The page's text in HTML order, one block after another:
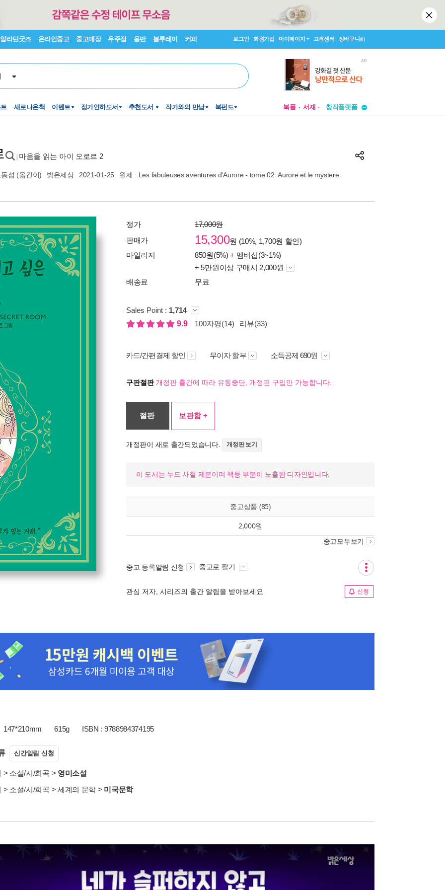
알라딘굿즈 온라인중고 중고매장 우주점 음반 블루레이 커피 로그인 회원가입 마이페이지 고객센터 장바구니(0)
새로나온책 이벤트 정가인하도서 추천도서 작가와의 만남 북펀드 북플 서재
창작플랫폼
마음을 읽는 아이 오로르 2
섭 (옮긴이) 밝은세상 2021-01-25 원제 : Les fabuleuses aventures d'Aurore - tome 02: Aurore et le mystere
정가
17,000원
판매가
15,300원 (10%, 1,700원 할인)
마일리지
850원(5%) + 멤버십(3~1%)
+ 5만원이상 구매시 2,000원
배송료
무료
Sales Point : 1,714
9.9
100자평(14) 리뷰(33)
카드/간편결제 할인 무이자 할부 소득공제 690원
구판절판개정판 출간에 따라 유통중단, 개정판 구입만 가능합니다.
절판 보관함 +
개정판이 새로 출간되었습니다. 개정판 보기
이 도서는 누드 사철 제본이며 책등 부분이 노출된 디자인입니다.
중고상품 (85)
2,000원
중고모두보기
중고 등록알림 신청 중고로 팔기
관심 저자, 시리즈의 출간 알림을 받아보세요 신청
147*210mm 615g ISBN : 9788984374195
신간알림 신청
> 소설/시/희곡 > 영미소설
> 소설/시/희곡 > 세계의 문학 > 미국문학